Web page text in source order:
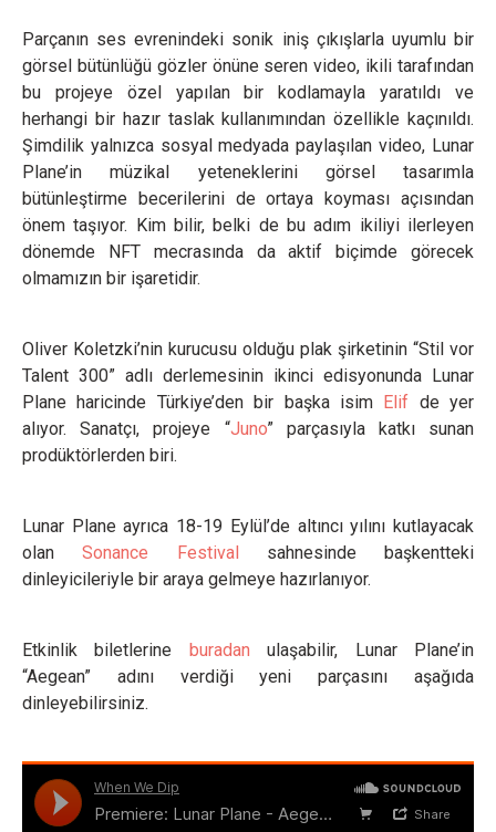
Parçanın ses evrenindeki sonik iniş çıkışlarla uyumlu bir
görsel bütünlüğü gözler önüne seren video, ikili tarafından
bu projeye özel yapılan bir kodlamayla yaratıldı ve
herhangi bir hazır taslak kullanımından özellikle kaçınıldı.
Şimdilik yalnızca sosyal medyada paylaşılan video, Lunar
Plane’in müzikal yeteneklerini görsel tasarımla
bütünleştirme becerilerini de ortaya koyması açısından
önem taşıyor. Kim bilir, belki de bu adım ikiliyi ilerleyen
dönemde NFT mecrasında da aktif biçimde görecek
olmamızın bir işaretidir.
Oliver Koletzki’nin kurucusu olduğu plak şirketinin “Stil vor
Talent 300” adlı derlemesinin ikinci edisyonunda Lunar
Plane haricinde Türkiye’den bir başka isim Elif de yer
alıyor. Sanatçı, projeye “Juno” parçasıyla katkı sunan
prodüktörlerden biri.
Lunar Plane ayrıca 18-19 Eylül’de altıncı yılını kutlayacak
olanSonance Festival sahnesinde başkentteki
dinleyicileriyle bir araya gelmeye hazırlanıyor.
Etkinlik biletlerine buradan ulaşabilir, Lunar Plane’in
“Aegean” adını verdiği yeni parçasını aşağıda
dinleyebilirsiniz.